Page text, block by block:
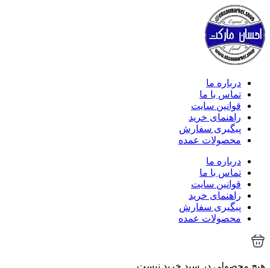
درباره ما
تماس با ما
قوانین سایت
راهنمای خرید
پیگیری سفارش
محصولات عمده
درباره ما
تماس با ما
قوانین سایت
راهنمای خرید
پیگیری سفارش
محصولات عمده
هیچ محصولی در سبد خرید نیست.